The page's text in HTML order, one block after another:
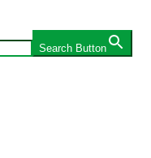
Search Button